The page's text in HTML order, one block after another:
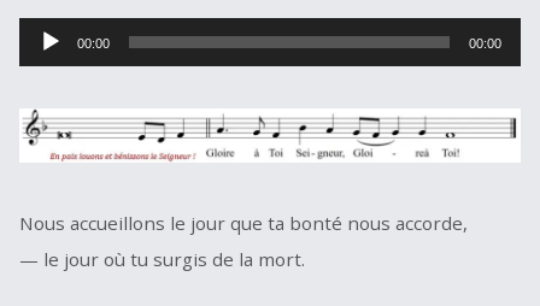
Lecteur
audio
00:00 00:00
Nous accueillons le jour que ta bonté nous accorde,
— le jour où tu surgis de la mort.